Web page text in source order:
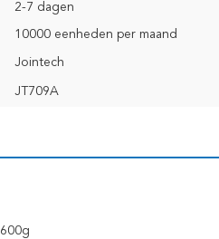
2-7 dagen
10000 eenheden per maand
Jointech
JT709A
600g